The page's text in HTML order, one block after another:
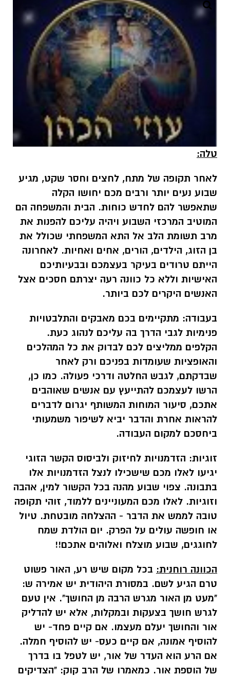
טלה:
לאחר תקופה של מתח, לחצים וחסר שקט, מגיע
שבוע נעים יותר ורבים מכם יחושו הקלה
שתאפשר להם לחדש כוחות. הבית והמשפחה הם
המוטיב המרכזי השבוע ויהיה עליכם להפנות את
מרב תשומת הלב אל התא המשפחתי שכולל את
בן הזוג, הילדים, הורים, אחים ואחיות. לאחרונה
הייתם טרודים בעיקר בעצמכם ובבעיותיכם
האישיות וללא כל כוונה רעה יצרתם חסכים אצל
האנשים היקרים לכם ביותר.
בעבודה: מתקיימים בכם מאבקים והתלבטויות
פנימיות לגבי הדרך בה עליכם לנהוג כעת.
הקלפים ממליצים לכם לבדוק את כל המהלכים
והאופציות שעומדות בפניכם ורק לאחר
שבדקתם, לגבש החלטה ודרכי פעולה. כמו כן,
הרשו לעצמכם להתייעץ עם אנשים שאוהבים
אתכם, סיעור המוחות המשותף יגרום לדברים
להראות אחרת והדבר יביא לשיפור משמעותי
ביחסכם למקום העבודה.
זוגיות: הזדמנויות לחיזוק ולביסוס הקשר הזוגי
יגיעו לאלו מכם שישכילו לנצל הזדמנויות אלו
בתבונה. צפוי שבוע מהנה בכל הקשור למין, אהבה
וזוגיות. לאלו מכם המעוניינים ללמוד, זוהי תקופה
טובה לממש את הדבר - ההצלחה מובטחת. טיול
או חופשה עולים על הפרק. יום הולדת שמח
לחוגגים, שבוע מוצלח ואלוהים אתכם!!
הכוונה רוחנית: בכל מקום שיש רע, האור פשוט
טרם הגיע לשם. במסורת היהודית יש אמירה ש:
"מעט מן האור מגרש הרבה מן החושך". אין טעם
לגרש חושך בצעקות ובמקלות, אלא יש להדליק
אור והחושך יעלם מעצמו. אם קיים פחד- יש
להוסיף אמונה, אם קיים כעס- יש להוסיף חמלה.
אם הרע הוא העדר של אור, יש לטפל בו בדרך
של הוספת אור. כמאמרו של הרב קוק: "הצדיקים